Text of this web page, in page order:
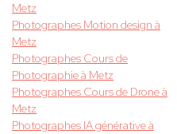
Metz
Photographes Motion design à
Metz
Photographes Cours de
Photographie à Metz
Photographes Cours de Drone à
Metz
Photographes IA générative à